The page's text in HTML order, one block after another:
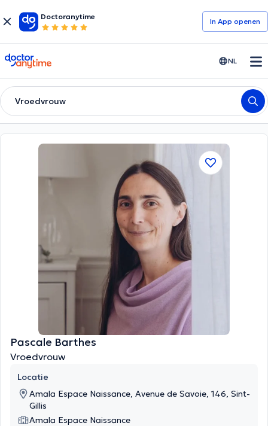
Doctoranytime
In App openen
doctoranytime NL
Vroedvrouw
Pascale Barthes
Vroedvrouw
Locatie
Amala Espace Naissance, Avenue de Savoie, 146, Sint-
Gillis
Amala Espace Naissance